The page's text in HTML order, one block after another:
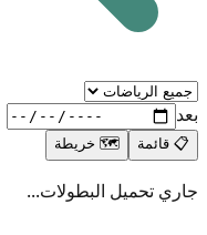
بعد
📋 قائمة 🗺️ خريطة
جاري تحميل البطولات...